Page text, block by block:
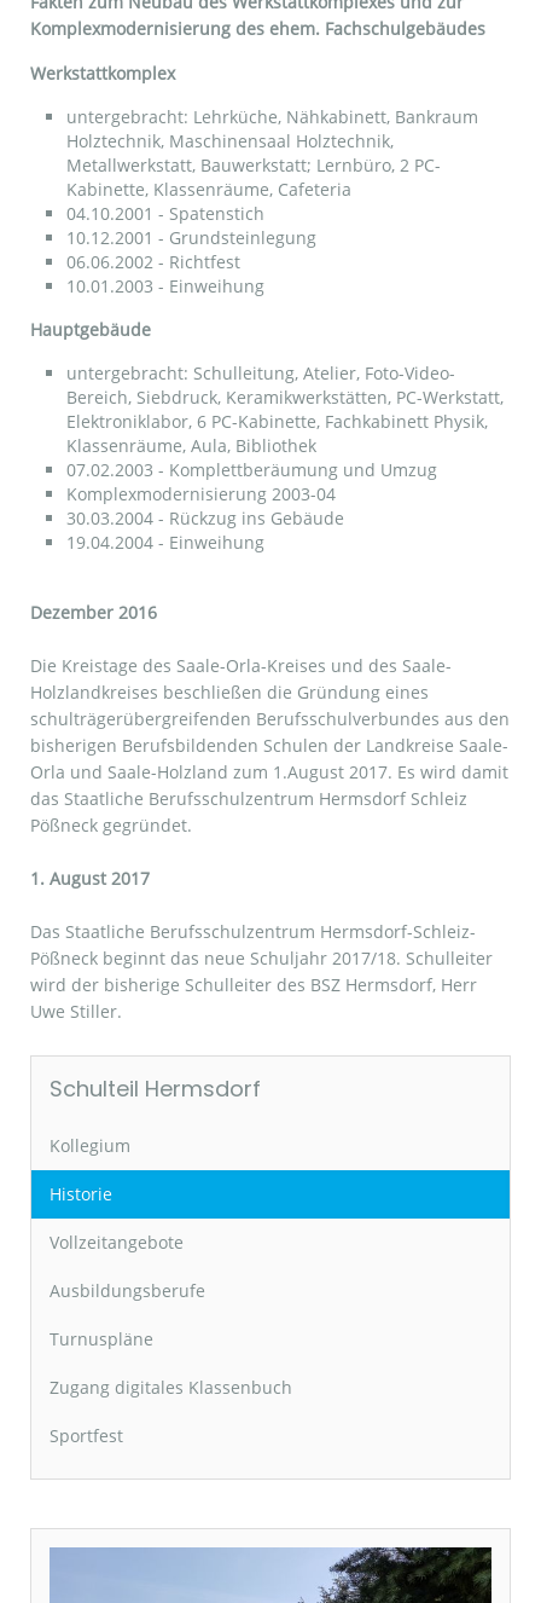
Komplexmodernisierung des ehem. Fachschulgebäudes
Werkstattkomplex
untergebracht: Lehrküche, Nähkabinett, Bankraum
Holztechnik, Maschinensaal Holztechnik,
Metallwerkstatt, Bauwerkstatt; Lernbüro, 2 PC-
Kabinette, Klassenräume, Cafeteria
04.10.2001 - Spatenstich
10.12.2001 - Grundsteinlegung
06.06.2002 - Richtfest
10.01.2003 - Einweihung
Hauptgebäude
untergebracht: Schulleitung, Atelier, Foto-Video-
Bereich, Siebdruck, Keramikwerkstätten, PC-Werkstatt,
Elektroniklabor, 6 PC-Kabinette, Fachkabinett Physik,
Klassenräume, Aula, Bibliothek
07.02.2003 - Komplettberäumung und Umzug
Komplexmodernisierung 2003-04
30.03.2004 - Rückzug ins Gebäude
19.04.2004 - Einweihung
Dezember 2016
Die Kreistage des Saale-Orla-Kreises und des Saale-
Holzlandkreises beschließen die Gründung eines
schulträgerübergreifenden Berufsschulverbundes aus den
bisherigen Berufsbildenden Schulen der Landkreise Saale-
Orla und Saale-Holzland zum 1.August 2017. Es wird damit
das Staatliche Berufsschulzentrum Hermsdorf Schleiz
Pößneck gegründet.
1. August 2017
Das Staatliche Berufsschulzentrum Hermsdorf-Schleiz-
Pößneck beginnt das neue Schuljahr 2017/18. Schulleiter
wird der bisherige Schulleiter des BSZ Hermsdorf, Herr
Uwe Stiller.
Schulteil Hermsdorf
Kollegium
Historie
Vollzeitangebote
Ausbildungsberufe
Turnuspläne
Zugang digitales Klassenbuch
Sportfest